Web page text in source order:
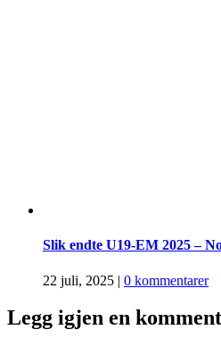
Slik endte U19-EM 2025 –
22 juli, 2025 | 0 kommentarer
Legg igjen en